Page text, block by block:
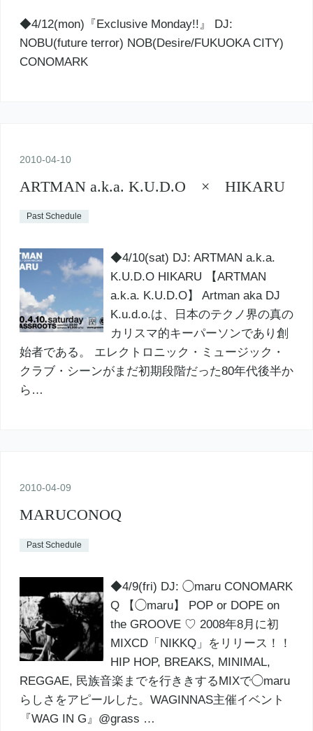
◆4/12(mon)『Exclusive Monday!!』 DJ:
NOBU(future terror) NOB(Desire/FUKUOKA CITY)
CONOMARK
2010-04-10
ARTMAN a.k.a. K.U.D.O × HIKARU
Past Schedule
◆4/10(sat) DJ: ARTMAN a.k.a.
K.U.D.O HIKARU 【ARTMAN
a.k.a. K.U.D.O】 Artman aka DJ
K.u.d.o.は、日本のテクノ界の真の
カリスマ的キーパーソンであり創
始者である。 エレクトロニック・ミュージック・
クラブ・シーンがまだ初期段階だった80年代後半か
ら…
2010-04-09
MARUCONOQ
Past Schedule
◆4/9(fri) DJ: ◯maru CONOMARK
Q 【◯maru】 POP or DOPE on
the GROOVE ♡ 2008年8月に初
MIXCD「NIKKQ」をリリース！！
HIP HOP, BREAKS, MINIMAL,
REGGAE, 民族音楽までを行ききするMIXで◯maru
らしさをアピールした。WAGINNAS主催イベント
『WAG IN G』@grass …